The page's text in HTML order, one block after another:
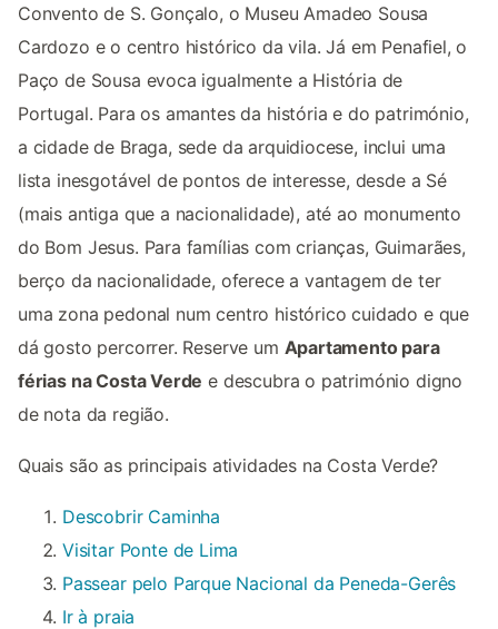
Convento de S. Gonçalo, o Museu Amadeo Sousa
Cardozo e o centro histórico da vila. Já em Penafiel, o
Paço de Sousa evoca igualmente a História de
Portugal. Para os amantes da história e do património,
a cidade de Braga, sede da arquidiocese, inclui uma
lista inesgotável de pontos de interesse, desde a Sé
(mais antiga que a nacionalidade), até ao monumento
do Bom Jesus. Para famílias com crianças, Guimarães,
berço da nacionalidade, oferece a vantagem de ter
uma zona pedonal num centro histórico cuidado e que
dá gosto percorrer. Reserve um Apartamento para
férias na Costa Verde e descubra o património digno
de nota da região.
Quais são as principais atividades na Costa Verde?
Descobrir Caminha
Visitar Ponte de Lima
Passear pelo Parque Nacional da Peneda-Gerês
Ir à praia